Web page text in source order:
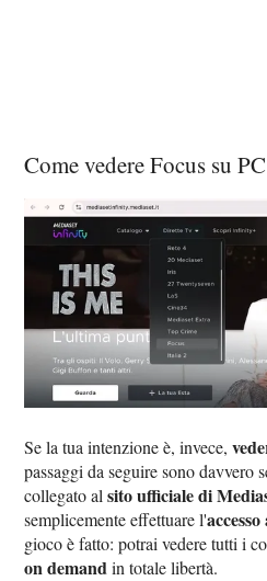
Come vedere Focus su PC
Se la tua intenzione è, invece,
passaggi da seguire sono davvero
collegato alsito ufficiale di
semplicemente effettuare l'
gioco è fatto: potrai vedere tutti i
on demandin totale libertà.